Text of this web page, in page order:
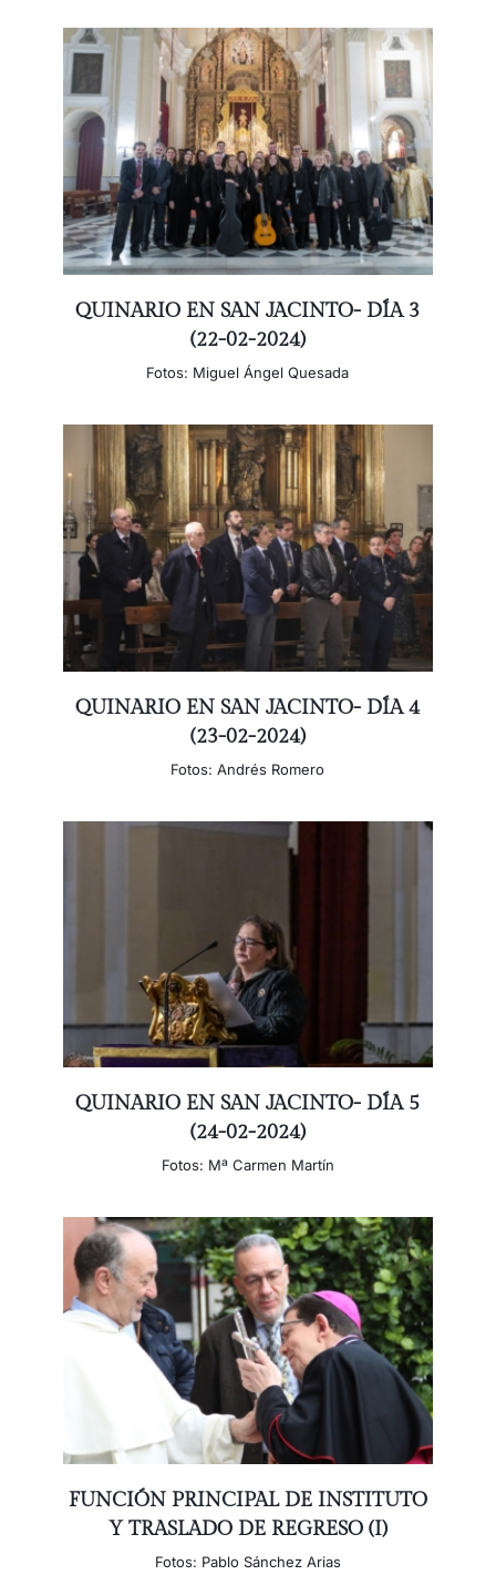
QUINARIO EN SAN JACINTO- DÍA 3
(22-02-2024)
Fotos: Miguel Ángel Quesada
QUINARIO EN SAN JACINTO- DÍA 4
(23-02-2024)
Fotos: Andrés Romero
QUINARIO EN SAN JACINTO- DÍA 5
(24-02-2024)
Fotos: Mª Carmen Martín
FUNCIÓN PRINCIPAL DE INSTITUTO
Y TRASLADO DE REGRESO (I)
Fotos: Pablo Sánchez Arias